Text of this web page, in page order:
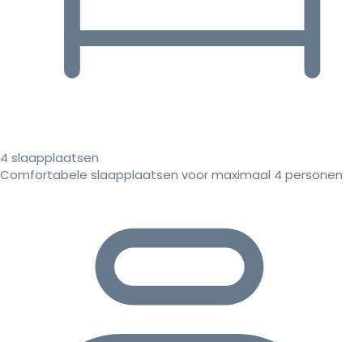
4 slaapplaatsen
Comfortabele slaapplaatsen voor maximaal 4 personen